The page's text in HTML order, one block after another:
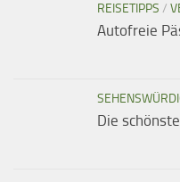
REISETIPPS /
Autofreie
Die